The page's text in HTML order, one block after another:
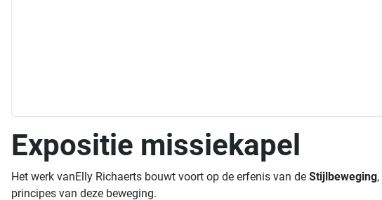
Expositie missiekapel
Het werk vanElly Richaerts bouwt voort op de erfenis van de Stijlbeweging
principes van deze beweging.